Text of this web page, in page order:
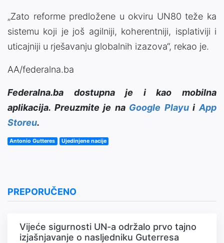
„Zato reforme predložene u okviru UN80 teže ka
sistemu koji je još agilniji, koherentniji, isplativiji i
uticajniji u rješavanju globalnih izazova“, rekao je.
AA/federalna.ba
Federalna.ba dostupna je i kao mobilna
aplikacija. Preuzmite je na Google PlayuiApp
Storeu.
Antonio Gutteres Ujedinjene nacije
PREPORUČENO
Vijeće sigurnosti UN-a održalo prvo tajno
izjašnjavanje o nasljedniku Guterresa